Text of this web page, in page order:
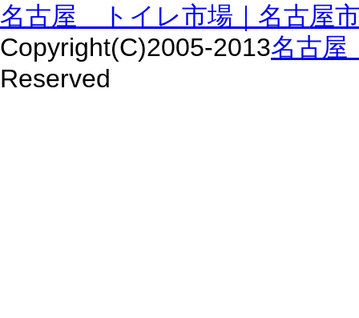
名古屋 トイレ市場｜名古屋
Copyright(C)2005-2013名古
Reserved